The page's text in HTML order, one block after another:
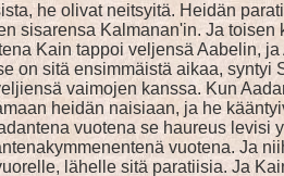
he olivat neitsyitä. Heidän
sisarensa Kalmanan'in. Ja
Kain tappoi veljensä Aabelin,
on sitä ensimmäistä aikaa,
vaimojen kanssa. Kun
heidän naisiaan, ja he
vuotena se haureus
vuotena. Ja
lähelle sitä paratiisia. Ja